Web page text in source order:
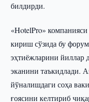
билдирди.
«HotelPro»
кириш сўзида бу
эҳтиёжларини йиллар
эканини таъкидлади.
йўналишдаги соҳа
ғоясини келтириб